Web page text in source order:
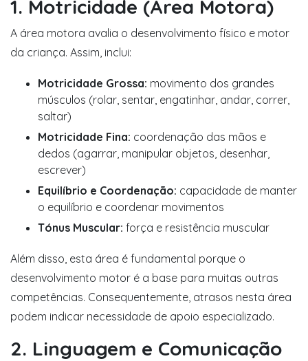
1. Motricidade (Área Motora)
A área motora avalia o desenvolvimento físico e motor
da criança. Assim, inclui:
Motricidade Grossa: movimento dos grandes
músculos (rolar, sentar, engatinhar, andar, correr,
saltar)
Motricidade Fina: coordenação das mãos e
dedos (agarrar, manipular objetos, desenhar,
escrever)
Equilíbrio e Coordenação: capacidade de manter
o equilíbrio e coordenar movimentos
Tónus Muscular: força e resistência muscular
Além disso, esta área é fundamental porque o
desenvolvimento motor é a base para muitas outras
competências. Consequentemente, atrasos nesta área
podem indicar necessidade de apoio especializado.
2. Linguagem e Comunicação